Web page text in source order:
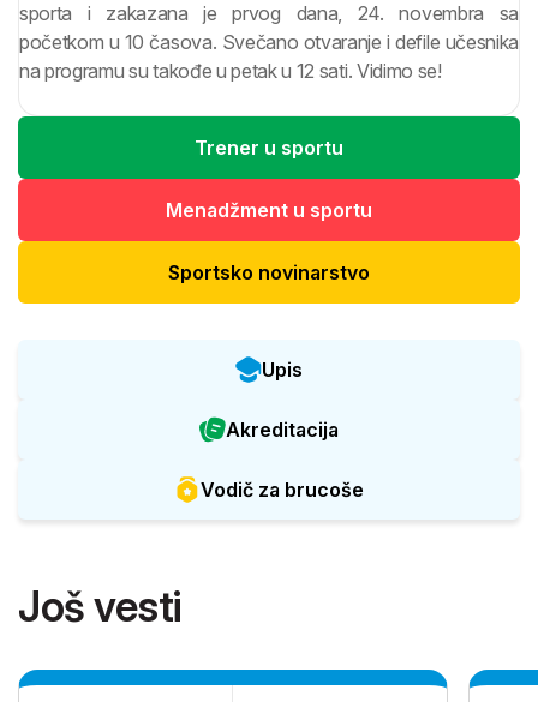
sporta i zakazana je prvog dana, 24. novembra sa
početkom u 10 časova. Svečano otvaranje i defile učesnika
na programu su takođe u petak u 12 sati. Vidimo se!
Trener u sportu
Menadžment u sportu
Sportsko novinarstvo
Upis
Akreditacija
Vodič za brucoše
Još vesti